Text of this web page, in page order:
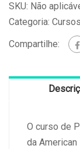
SKU: Não
Categoria:
Compartilhe:
O curso de
da